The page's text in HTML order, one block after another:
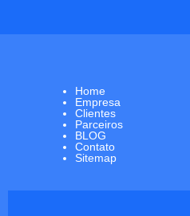
Home
Empresa
Clientes
Parceiros
BLOG
Contato
Sitemap